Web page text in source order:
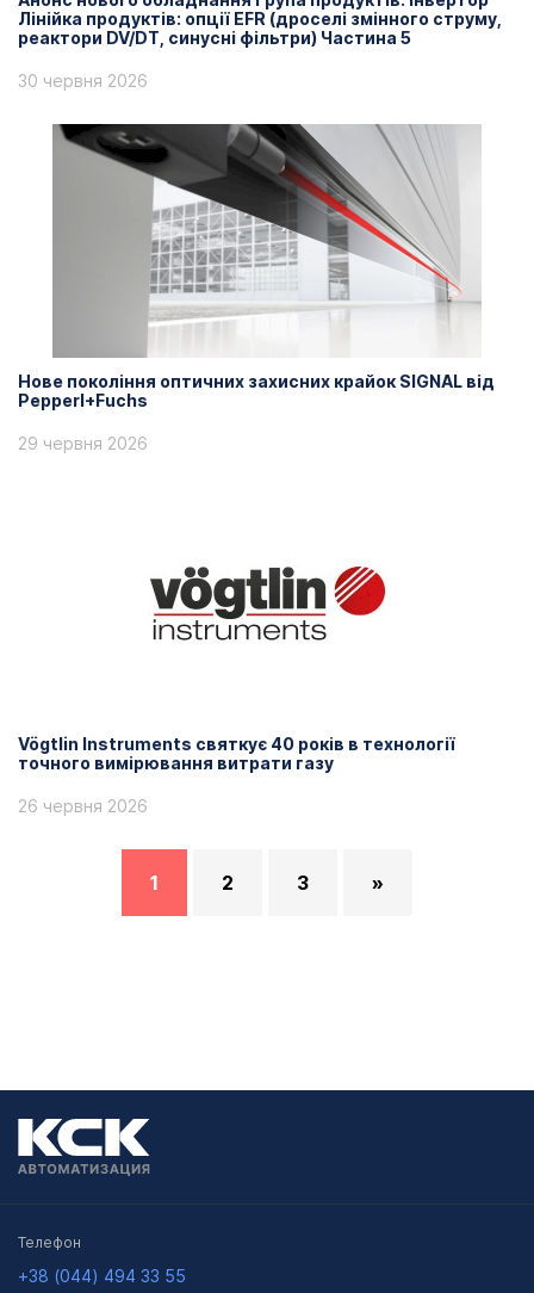
Лінійка продуктів: опції EFR (дроселі змінного струму,
реактори DV/DT, синусні фільтри) Частина 5
30 червня 2026
Нове покоління оптичних захисних крайок SIGNAL від
Pepperl+Fuchs
29 червня 2026
Vögtlin Instruments святкує 40 років в технології
точного вимірювання витрати газу
26 червня 2026
1 2 3 »
Телефон
+38 (044) 494 33 55